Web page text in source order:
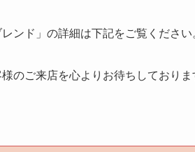
ンド」の詳細は下記をご覧ください
のご来店を心よりお待ちしておりま